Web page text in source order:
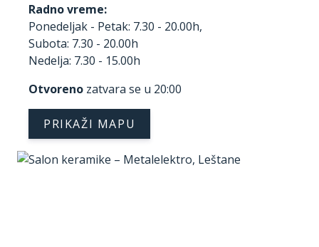
Radno vreme:
Ponedeljak - Petak: 7.30 - 20.00h,
Subota: 7.30 - 20.00h
Nedelja: 7.30 - 15.00h
Otvoreno zatvara se u 20:00
PRIKAŽI MAPU